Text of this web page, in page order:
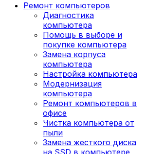
Ремонт компьютеров
Диагностика
компьютера
Помощь в выборе и
покупке компьютера
Замена корпуса
компьютера
Настройка компьютера
Модернизация
компьютера
Ремонт компьютеров в
офисе
Чистка компьютера от
пыли
Замена жесткого диска
на SSD в компьютере